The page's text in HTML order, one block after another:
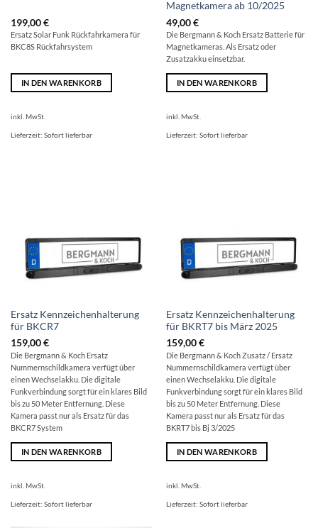
199,00€
Ersatz Solar Funk Rückfahrkamera für
BKC8S Rückfahrsystem
IN DEN WARENKORB
inkl. MwSt.
Lieferzeit: Sofort lieferbar
Magnetkamera ab 10/2025
49,00€
Die Bergmann & Koch Ersatz Batterie für
Magnetkameras. Als Ersatz oder
Zusatzakku einsetzbar.
IN DEN WARENKORB
inkl. MwSt.
Lieferzeit: Sofort lieferbar
Ersatz Kennzeichenhalterung
für BKCR7
159,00€
Die Bergmann & Koch Ersatz
Nummernschildkamera verfügt über
einen Wechselakku. Die digitale
Funkverbindung sorgt für ein klares Bild
bis zu 50 Meter Entfernung. Diese
Kamera passt nur als Ersatz für das
BKCR7 System
IN DEN WARENKORB
inkl. MwSt.
Lieferzeit: Sofort lieferbar
Ersatz Kennzeichenhalterung
für BKRT7 bis März 2025
159,00€
Die Bergmann & Koch Zusatz / Ersatz
Nummernschildkamera verfügt über
einen Wechselakku. Die digitale
Funkverbindung sorgt für ein klares Bild
bis zu 50 Meter Entfernung. Diese
Kamera passt nur als Ersatz für das
BKRT7 bis Bj 3/2025
IN DEN WARENKORB
inkl. MwSt.
Lieferzeit: Sofort lieferbar